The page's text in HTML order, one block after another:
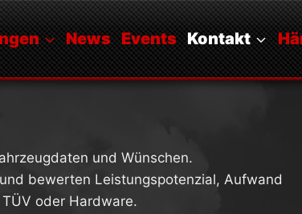
News Events Kontakt
und Wünschen.
bewerten Leistungspotenzial, Aufwand
oder Hardware.